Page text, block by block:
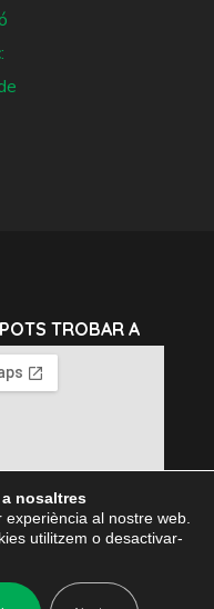
TROBAR A
nosaltres
al nostre web.
utilitzem o desactivar-